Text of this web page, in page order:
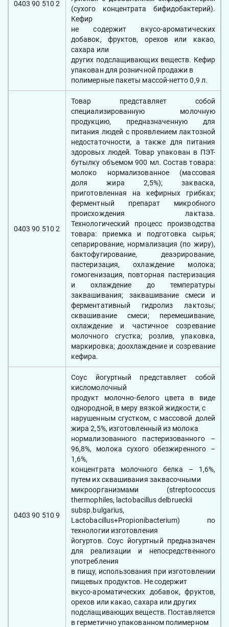
0403 90 510 2
(сухого концентрата бифидобактерий).
Кефир
не содержит вкусо-ароматических
добавок, фруктов, орехов или какао,
сахара или
других подслащивающих веществ. Кефир
упакован для розничной продажи в
полимерные пакеты массой-нетто 0,9 л.
0403 90 510 2
Товар представляет собой
специализированную молочную
продукцию, предназначенную для
питания людей с проявлением лактозной
недостаточности, а также для питания
здоровых людей. Товар упакован в ПЭТ-
бутылку объемом 900 мл. Состав товара:
молоко нормализованное (массовая
доля жира 2,5%); закваска,
приготовленная на кефирных грибках;
ферментный препарат микробного
происхождения лактаза.
Технологический процесс производства
товара: приемка и подготовка сырья;
сепарирование, нормализация (по жиру),
бактофугирование, деаэрирование,
пастеризация, охлаждение молока;
гомогенизация, повторная пастеризация
и охлаждение до температуры
заквашивания; заквашивание смеси и
ферментативный гидролиз лактозы;
сквашивание смеси; перемешивание,
охлаждение и частичное созревание
молочного сгустка; розлив, упаковка,
маркировка; доохлаждение и созревание
кефира.
0403 90 510 9
Соус йогуртный представляет собой
кисломолочный
продукт молочно-белого цвета в виде
однородной, в меру вязкой жидкости, с
нарушенным сгустком, с массовой долей
жира 2,5%, изготовленный из молока
нормализованного пастеризованного –
96,8%, молока сухого обезжиренного –
1,6%,
концентрата молочного белка – 1,6%,
путем их сквашивания заквасочными
микроорганизмами (streptococcus
thermophiles, lactobacillus delbrueckii
subsp.bulgarius,
Lactobacillus+Propionibacterium) по
технологии изготовления
йогуртов. Соус йогуртный предназначен
для реализации и непосредственного
употребления
в пищу, использования при изготовлении
пищевых продуктов. Не содержит
вкусо-ароматических добавок, фруктов,
орехов или какао, сахара или других
подслащивающих веществ. Поставляется
в герметично упакованном полимерном